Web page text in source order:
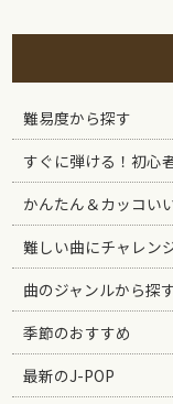
難易度から探す
すぐに弾ける！初心
かんたん＆カッコい
難しい曲にチャレン
曲のジャンルから探
季節のおすすめ
最新のJ-POP